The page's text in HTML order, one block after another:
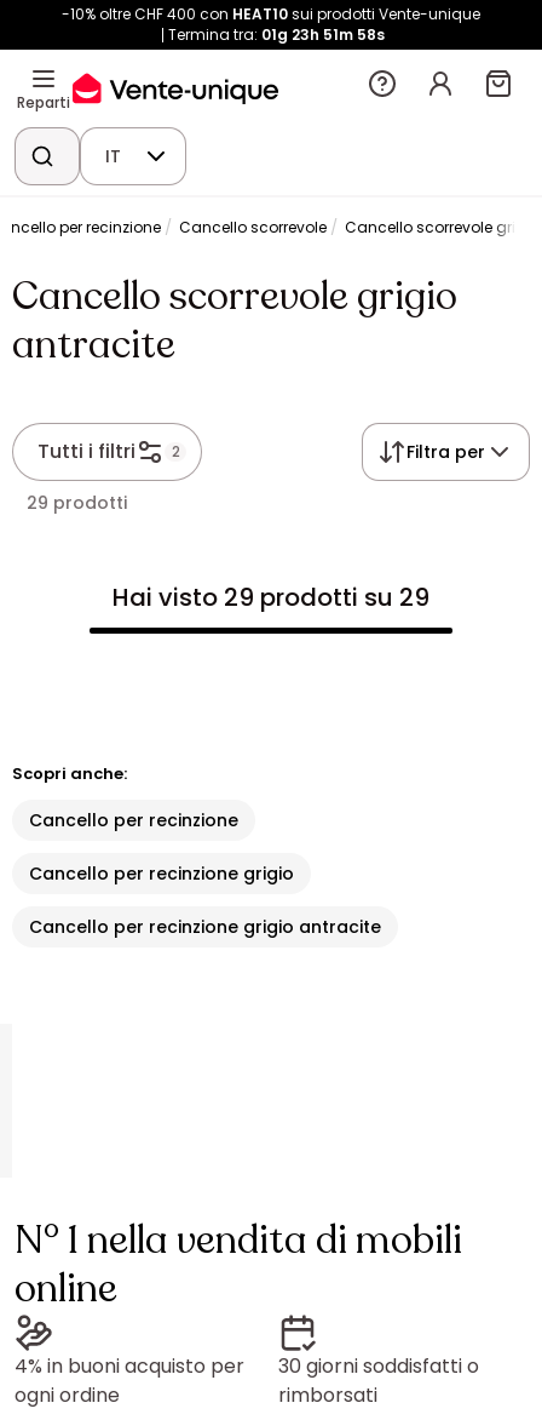
-10% oltre CHF 400 con HEAT10sui prodotti Vente-unique
Termina tra: 01g 23h 51m 58s
Reparti
IT
per recinzione Cancello scorrevole Cancello scorrevole
Cancello scorrevole grigio
antracite
Tutti i filtri 2 Filtra per
29 prodotti
Hai visto 29 prodotti su 29
Scopri anche:
Cancello per recinzione
Cancello per recinzione grigio
Cancello per recinzione grigio antracite
N° 1 nella vendita di mobili
online
4% in buoni acquisto per
ogni ordine
30 giorni soddisfatti o
rimborsati